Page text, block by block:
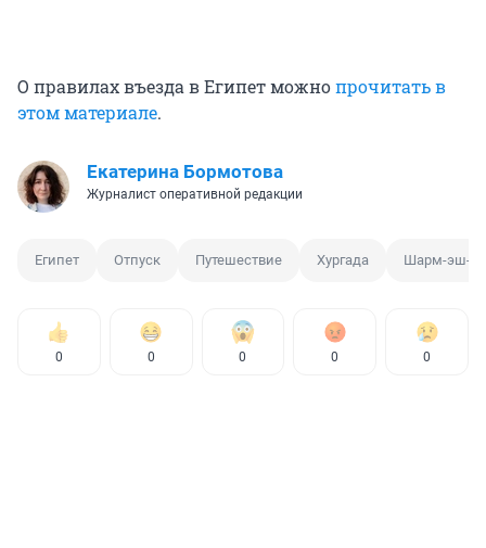
О правилах въезда в Египет можнопрочитать в
этом материале.
Екатерина Бормотова
Журналист оперативной редакции
Египет Отпуск Путешествие Хургада Шарм-эш-
0 0 0 0 0